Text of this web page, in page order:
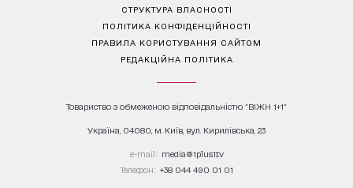
СТРУКТУРА ВЛАСНОСТІ
ПОЛІТИКА КОНФІДЕНЦІЙНОСТІ
ПРАВИЛА КОРИСТУВАННЯ САЙТОМ
РЕДАКЦІЙНА ПОЛІТИКА
Товариство з обмеженою відповідальністю "ВІЖН 1+1"
Україна, 04080, м. Київ, вул. Кирилівська, 23
е-mail: media@1plus1.tv
Телефон: +38 044 490 01 01